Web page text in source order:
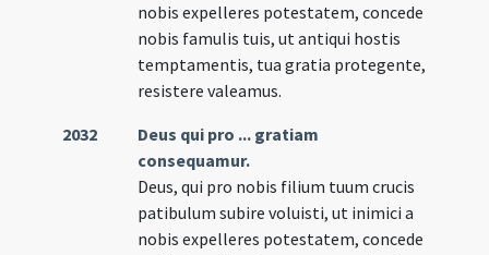
nobis expelleres potestatem, concede
nobis famulis tuis, ut antiqui hostis
temptamentis, tua gratia protegente,
resistere valeamus.
2032
Deus qui pro ... gratiam
consequamur.
Deus, qui pro nobis filium tuum crucis
patibulum subire voluisti, ut inimici a
nobis expelleres potestatem, concede